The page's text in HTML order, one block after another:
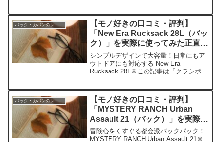
コミ今日、編集部が紹介し...
バック・カバンのレビュー
【モノ好きの口コミ・評判】
「New Era Rucksack 28L（バッ
ク）」を実際に使ってみた正直感
想
シンプルデザインで大容量！日常にもア
ウトドアにも対応する New Era
Rucksack 28L※この記事は「クラシボヤ
サービスへの口コミ今日、編集部が紹介
したいのが...
バック・カバンのレビュー
【モノ好きの口コミ・評判】
「MYSTERY RANCH Urban
Assault 21（バック）」を実際に
使ってみた正直感想
冒険心をくすぐる都会派バックパック！
MYSTERY RANCH Urban Assault 21※